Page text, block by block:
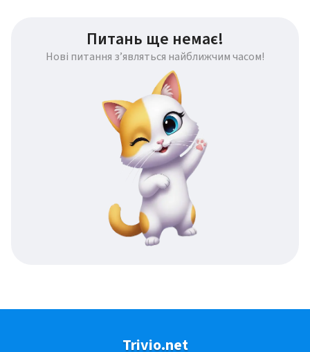
Питань ще немає!
Нові питання з’являться найближчим часом!
Trivio.net